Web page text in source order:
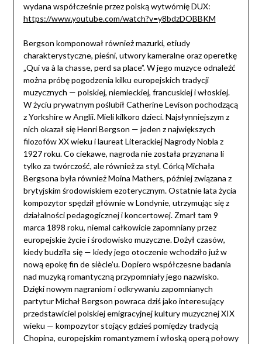
wydana współcześnie przez polską wytwórnię DUX:
https://www.youtube.com/watch?v=y8bdzDOBBKM
Bergson komponował również mazurki, etiudy
charakterystyczne, pieśni, utwory kameralne oraz operetkę
„Qui va à la chasse, perd sa place”. W jego muzyce odnaleźć
można próbę pogodzenia kilku europejskich tradycji
muzycznych — polskiej, niemieckiej, francuskiej i włoskiej.
W życiu prywatnym poślubił Catherine Levison pochodzącą
z Yorkshire w Anglii. Mieli kilkoro dzieci. Najsłynniejszym z
nich okazał się Henri Bergson — jeden z największych
filozofów XX wieku i laureat Literackiej Nagrody Nobla z
1927 roku. Co ciekawe, nagroda nie została przyznana li
tylko za twórczość, ale również za styl. Córką Michała
Bergsona była również Moina Mathers, później związana z
brytyjskim środowiskiem ezoterycznym. Ostatnie lata życia
kompozytor spędził głównie w Londynie, utrzymując się z
działalności pedagogicznej i koncertowej. Zmarł tam 9
marca 1898 roku, niemal całkowicie zapomniany przez
europejskie życie i środowisko muzyczne. Dożył czasów,
kiedy budziła się — kiedy jego otoczenie wchodziło już w
nową epokę fin de siècle’u. Dopiero współczesne badania
nad muzyką romantyczną przypomniały jego nazwisko.
Dzięki nowym nagraniom i odkrywaniu zapomnianych
partytur Michał Bergson powraca dziś jako interesujący
przedstawiciel polskiej emigracyjnej kultury muzycznej XIX
wieku — kompozytor stojący gdzieś pomiędzy tradycją
Chopina, europejskim romantyzmem i włoską operą połowy